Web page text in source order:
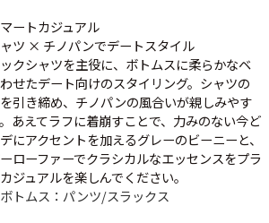
ートカジュアル
ツ × チノパンでデートスタイル
クシャツを主役に、ボトムスに柔らかなベ
せたデート向けのスタイリング。シャツの
引き締め、チノパンの風合いが親しみやす
あえてラフに着崩すことで、力みのない今ど
にアクセントを加えるグレーのビーニーと、
ローファーでクラシカルなエッセンスをプラ
ジュアルを楽しんでください。
ボトムス：パンツ/スラックス